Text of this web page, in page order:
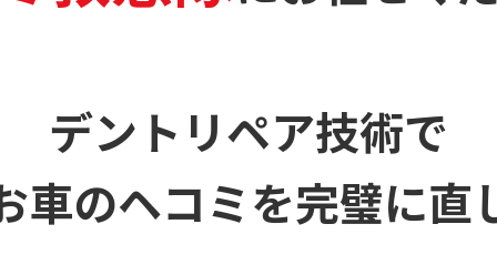
デントリペア技術で
車のヘコミを完璧に直